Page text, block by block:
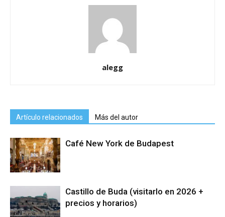
alegg
Artículo relacionados Más del autor
Café New York de Budapest
Castillo de Buda (visitarlo en 2026 +
precios y horarios)